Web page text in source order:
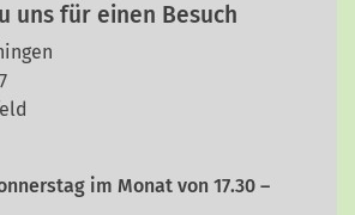
uns für einen Besuch
im Monat von 17.30 –